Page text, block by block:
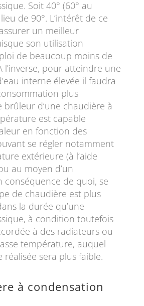
Soit 40° (60° au
de 90°. L’intérêt de ce
un meilleur
son utilisation
de beaucoup moins de
l’inverse, pour atteindre une
interne élevée il faudra
plus
brûleur d’une chaudière à
est capable
en fonction des
se régler notamment
extérieure (à l’aide
au moyen d’un
conséquence de quoi, se
de chaudière est plus
la durée qu’une
à condition toutefois
à des radiateurs ou
température, auquel
réalisée sera plus faible.
à condensation